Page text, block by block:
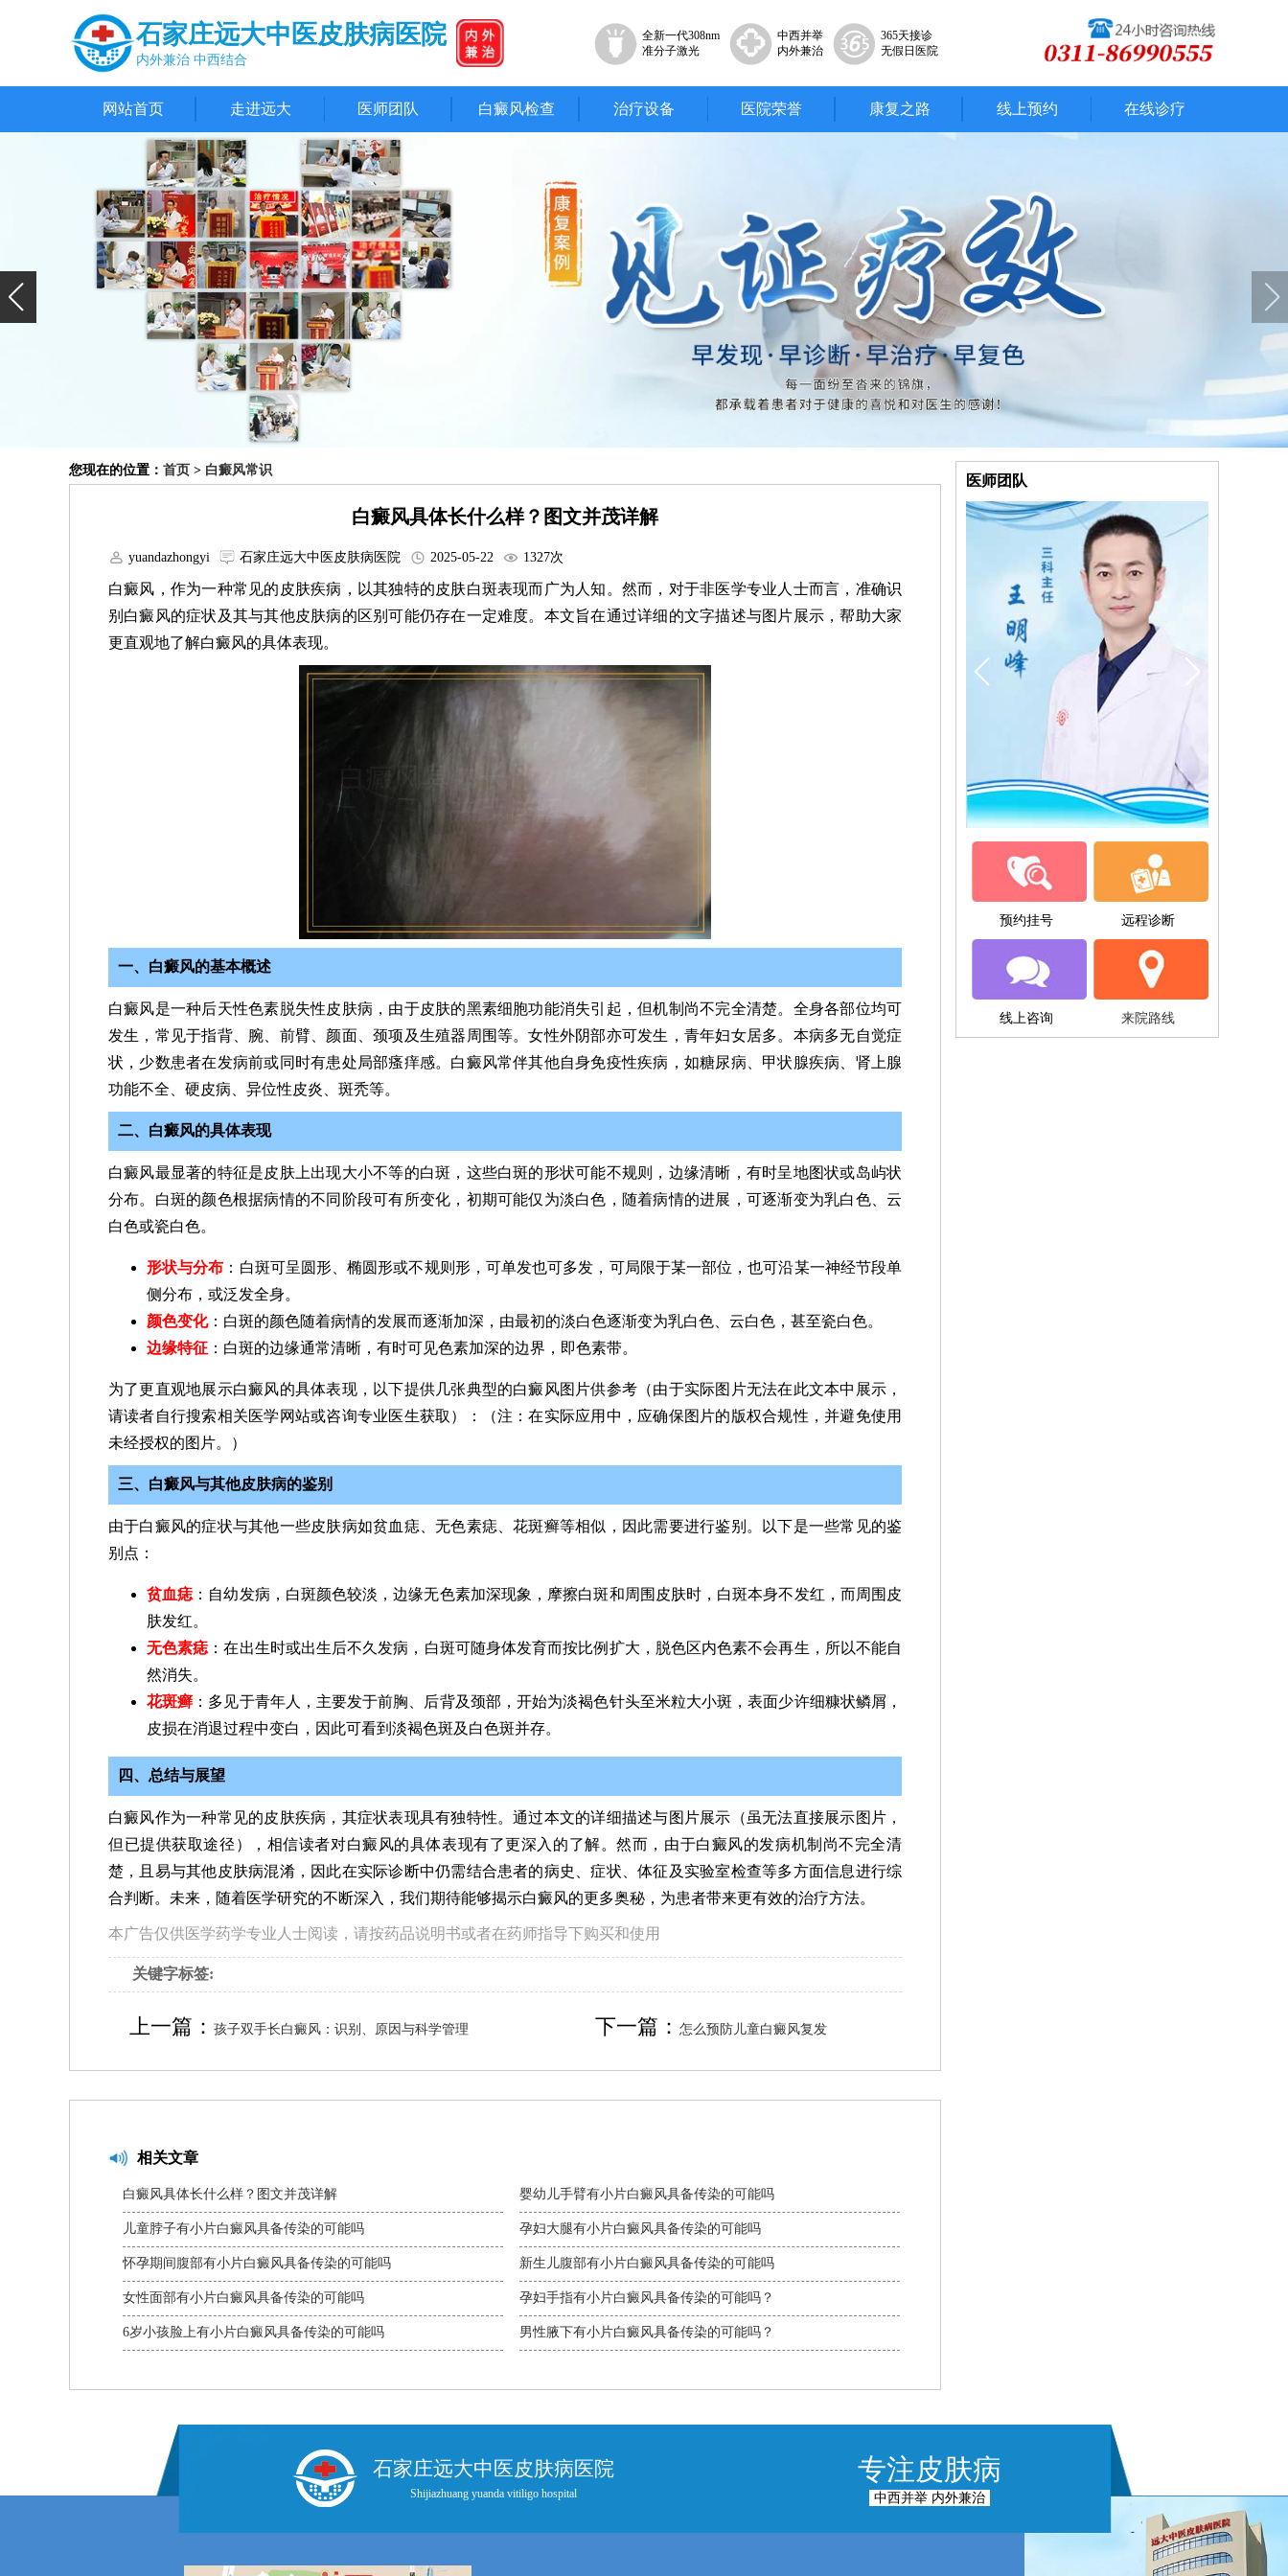
石家庄远大中医皮肤病医院
内外兼治 中西结合
全新一代308nm
准分子激光
中西并举
内外兼治
365天接诊
无假日医院
网站首页 走进远大 医师团队 白癜风检查 治疗设备 医院荣誉 康复之路 线上预约 在线诊疗
您现在的位置： 首页 > 白癜风常识
白癜风具体长什么样？图文并茂详解
yuandazhongyi 石家庄远大中医皮肤病医院 2025-05-22 1327次
白癜风，作为一种常见的皮肤疾病，以其独特的皮肤白斑表现而广为人知。然而，对于非医学专业人士而言，准确识
别白癜风的症状及其与其他皮肤病的区别可能仍存在一定难度。本文旨在通过详细的文字描述与图片展示，帮助大家
更直观地了解白癜风的具体表现。
一、白癜风的基本概述
白癜风是一种后天性色素脱失性皮肤病，由于皮肤的黑素细胞功能消失引起，但机制尚不完全清楚。全身各部位均可
发生，常见于指背、腕、前臂、颜面、颈项及生殖器周围等。女性外阴部亦可发生，青年妇女居多。本病多无自觉症
状，少数患者在发病前或同时有患处局部瘙痒感。白癜风常伴其他自身免疫性疾病，如糖尿病、甲状腺疾病、肾上腺
功能不全、硬皮病、异位性皮炎、斑秃等。
二、白癜风的具体表现
白癜风最显著的特征是皮肤上出现大小不等的白斑，这些白斑的形状可能不规则，边缘清晰，有时呈地图状或岛屿状
分布。白斑的颜色根据病情的不同阶段可有所变化，初期可能仅为淡白色，随着病情的进展，可逐渐变为乳白色、云
白色或瓷白色。
形状与分布 ：白斑可呈圆形、椭圆形或不规则形，可单发也可多发，可局限于某一部位，也可沿某一神经节段单
侧分布，或泛发全身。
颜色变化：白斑的颜色随着病情的发展而逐渐加深，由最初的淡白色逐渐变为乳白色、云白色，甚至瓷白色。
边缘特征 ：白斑的边缘通常清晰，有时可见色素加深的边界，即色素带。
为了更直观地展示白癜风的具体表现，以下提供几张典型的白癜风图片供参考（由于实际图片无法在此文本中展示，
请读者自行搜索相关医学网站或咨询专业医生获取）：（注：在实际应用中，应确保图片的版权合规性，并避免使用
未经授权的图片。）
三、白癜风与其他皮肤病的鉴别
由于白癜风的症状与其他一些皮肤病如贫血痣、无色素痣、花斑癣等相似，因此需要进行鉴别。以下是一些常见的鉴
别点：
贫血痣 ：自幼发病，白斑颜色较淡，边缘无色素加深现象，摩擦白斑和周围皮肤时，白斑本身不发红，而周围皮
肤发红。
无色素痣 ：在出生时或出生后不久发病，白斑可随身体发育而按比例扩大，脱色区内色素不会再生，所以不能自
然消失。
花斑癣 ：多见于青年人，主要发于前胸、后背及颈部，开始为淡褐色针头至米粒大小斑，表面少许细糠状鳞屑，
皮损在消退过程中变白，因此可看到淡褐色斑及白色斑并存。
四、总结与展望
白癜风作为一种常见的皮肤疾病，其症状表现具有独特性。通过本文的详细描述与图片展示（虽无法直接展示图片，
但已提供获取途径），相信读者对白癜风的具体表现有了更深入的了解。然而，由于白癜风的发病机制尚不完全清
楚，且易与其他皮肤病混淆，因此在实际诊断中仍需结合患者的病史、症状、体征及实验室检查等多方面信息进行综
合判断。未来，随着医学研究的不断深入，我们期待能够揭示白癜风的更多奥秘，为患者带来更有效的治疗方法。
本广告仅供医学药学专业人士阅读，请按药品说明书或者在药师指导下购买和使用
关键字标签:
上一篇： 孩子双手长白癜风：识别、原因与科学管理 下一篇：怎么预防儿童白癜风复发
相关文章
白癜风具体长什么样？图文并茂详解
儿童脖子有小片白癜风具备传染的可能吗
怀孕期间腹部有小片白癜风具备传染的可能吗
女性面部有小片白癜风具备传染的可能吗
6岁小孩脸上有小片白癜风具备传染的可能吗
婴幼儿手臂有小片白癜风具备传染的可能吗
孕妇大腿有小片白癜风具备传染的可能吗
新生儿腹部有小片白癜风具备传染的可能吗
孕妇手指有小片白癜风具备传染的可能吗？
男性腋下有小片白癜风具备传染的可能吗？
医师团队
预约挂号 远程诊断
线上咨询 来院路线
石家庄远大中医皮肤病医院
Shijiazhuang yuanda vitiligo hospital
专注皮肤病
中西并举 内外兼治